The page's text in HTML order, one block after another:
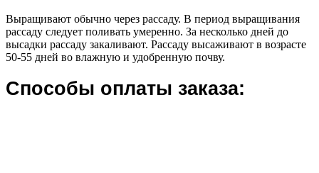
Выращивают обычно через рассаду. В период выращивания
рассаду следует поливать умеренно. За несколько дней до
высадки рассаду закаливают. Рассаду высаживают в возрасте
50-55 дней во влажную и удобренную почву.
Способы оплаты заказа: